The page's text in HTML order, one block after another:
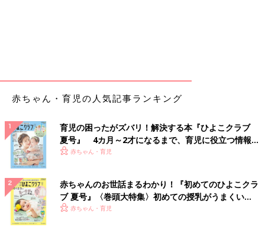
たちと一緒に見せてもらいます』と言うか、何も言わずに夫に転
送して消すのもアリだと思います」
■ 義両親からのLINE、私ならスルーします
「看病や介護は実の親子の問題でしょう。
何度送られてもスルーでいいと思います。既読スルーで」
相手のハッピーが自分のハッピーにつながる
今回の不満のポイントはどうやら、義両親からの連絡が夫ではな
く、妻の自分にだけに来たことのようですね。こうした場合、ど
赤ちゃん・育児の人気記事ランキング
育児の困ったがズバリ！解決する本『ひよこクラブ
夏号』 4カ月～2才になるまで、育児に役立つ情報が
いっぱい！
赤ちゃん・育児
赤ちゃんのお世話まるわかり！『初めてのひよこクラ
ブ 夏号』〈巻頭大特集〉初めての授乳がうまくい
く！ おっぱい・ミルクの基本と夏のトラブル 解決テ
赤ちゃん・育児